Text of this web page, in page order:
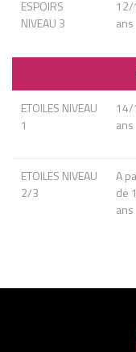
ESPOIRS
NIVEAU 3
12/
ans
ETOILES NIVEAU
1
14/
ans
ETOILES NIVEAU
2/3
A
de
ans